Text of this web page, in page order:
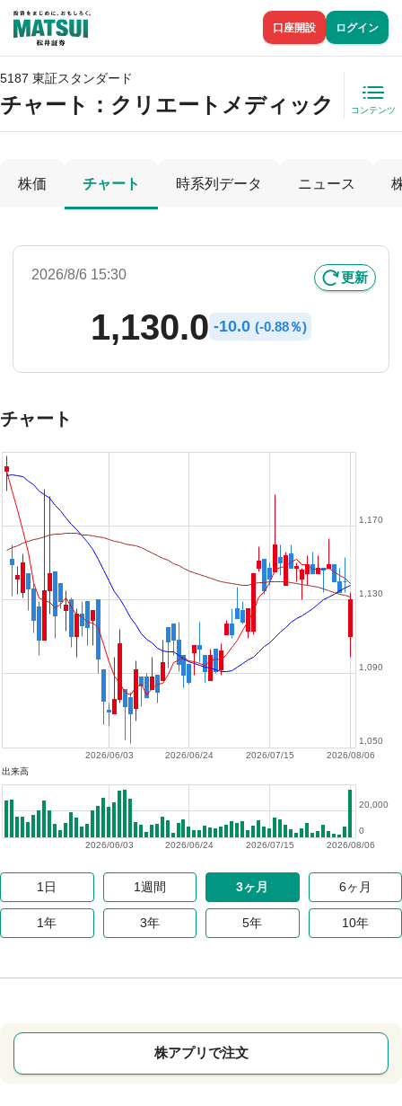
口座開設 ログイン
5187 東証スタンダード
チャート： クリエートメディック コンテンツ
株価 チャート 時系列データ ニュース
2026/8/6 15:30 更新
1,130.0 -10.0 (-0.88％)
チャート
2026/08/06
2026/07/15
2026/06/24
2026/06/03
1,050
1,090
1,130
1,170
出来高
2026/08/06
2026/07/15
2026/06/24
2026/06/03
0
20,000
1日 1週間 3ヶ月 6ヶ月
1年 3年 5年 10年
株アプリで注文